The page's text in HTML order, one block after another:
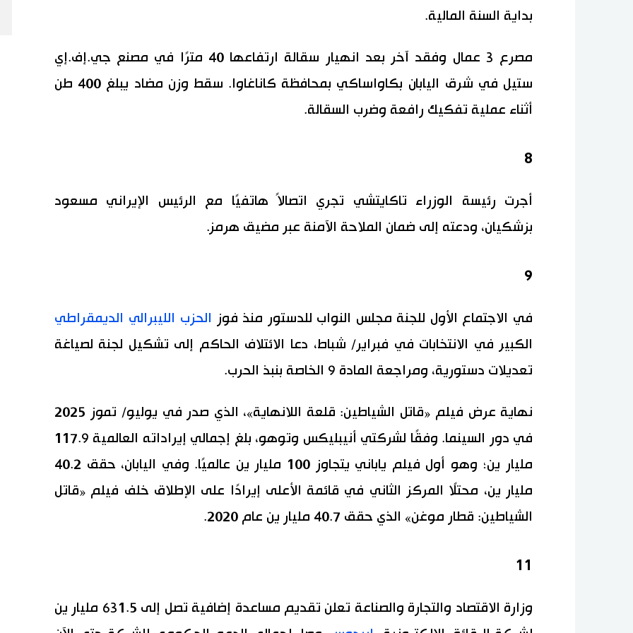
بداية السنة المالية.
مصرع 3 عمال وفقد آخر بعد انهيار سقالة ارتفاعها 40 مترًا في مصنع جي.إف.إي
ستيل في شرق اليابان بكاواساكي بمحافظة كاناغاوا. سقط وزن مضاد يبلغ 400 طن
أثناء عملية تفكيك رافعة وضرب السقالة.
8
أجرت رئيسة الوزراء تاكايتشي تجري اتصالاً هاتفيًا مع الرئيس الإيراني مسعود
بزشكيان، ودعته إلى ضمان الملاحة الآمنة عبر مضيق هرمز.
9
في الاجتماع الأول للجنة مجلس النواب للدستور منذ فوز الحزب الليبرالي الديمقراطي
الكبير في الانتخابات في فبراير/ شباط، دعا الائتلاف الحاكم إلى تشكيل لجنة لصياغة
تعديلات دستورية، ومراجعة المادة 9 الخاصة بنبذ الحرب.
نهاية عرض فيلم «قاتل الشياطين: قلعة اللانهاية»، الذي صدر في يوليو/ تموز 2025
في دور السينما. وفقًا لشركتي أنيبليكس وتوهو، بلغ إجمالي إيراداته العالمية 117.9
مليار ين؛ وهو أول فيلم ياباني يتجاوز 100 مليار ين عالميًا. وفي اليابان، حقق 40.2
مليار ين، محتلًا المركز الثاني في قائمة الأعلى إيرادًا على الإطلاق خلف فيلم «قاتل
الشياطين: قطار موغن» الذي حقق 40.7 مليار ين عام 2020.
11
وزارة الاقتصاد والتجارة والصناعة تعلن تقديم مساعدة إضافية تصل إلى 631.5 مليار ين